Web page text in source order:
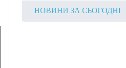
НОВИНИ ЗА СЬОГОДНІ